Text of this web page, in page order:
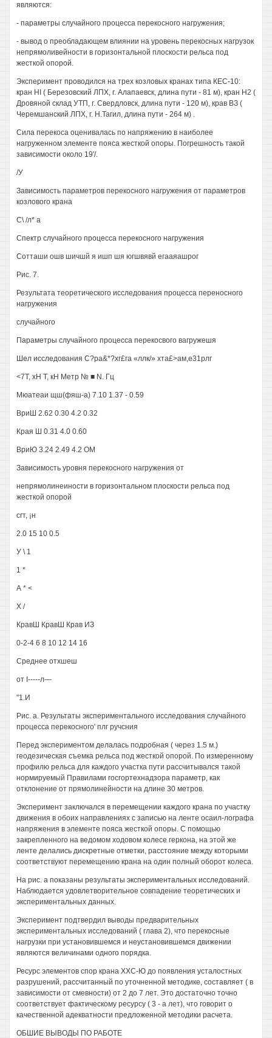
являются:
- параметры случайного процесса перекосного нагружения;
- вывод о преобладающем влиянии на уровень перекосных нагрузок
непрямоливейности в горизонтальной плоскости рельса под
жесткой опорой.
Эксперимент проводился на трех козловых кранах типа КЕС-10:
кран HI ( Березовский ЛПХ, г. Алапаевск, длина пути - 81 м), кран Н2 (
Дровяной склад УТП, г. Свердловск, длина пути - 120 м), крав ВЗ (
Черемшанский ЛПХ, г. Н.Тагил, длина пути - 264 м) .
Сила перекоса оценивалась по напряжению в наиболее
нагруженном элементе пояса жесткой опоры. Погрешность такой
зависимости около 19'/.
/У
Зависимость параметров перекосного нагружения от параметров
козлового крана
С\ /л* а
Спектр случайного процесса перекосного нагружения
Сотташи ошв шичшй я ишп шя югшвявй егааяашрог
Рис. 7.
Результата теоретического исследования процесса переносного
нагружения
случайного
Параметры случайного процесса перекосвого вагружешя
Шел исследования С?ра&*?хг£га «ллк/» хта£>ам,е31рлг
<7Т, хН Т, кН Метр № ■ N. Гц
Мюатеаи щш(фяш-а) 7.10 1.37 - 0.59
ВриШ 2.62 0.30 4.2 0.32
Края Ш 0.31 4.0 0.60
ВриЮ 3.24 2.49 4.2 ОМ
Зависимость уровня перекосного нагружения от
непрямолинеиности в горизонтальном плоскости рельса под
жесткой опорой
сгт, ¡н
2.0 15 10 0.5
У \ 1
1 *
А * <
X /
КравШ КравШ Крав ИЗ
0-2-4 6 8 10 12 14 16
Среднее отхшеш
от I-----л—
"1.И
Рис. а. Результаты экспериментального исследования случайного
процесса перекосного' плг ручсния
Перед экспериментом делалась подробная ( через 1.5 м.)
геодезическая съемка рельса под жесткой опорой. По измеренному
профилю рельса для каждого участка пути рассчитывался такой
нормируемый Правилами госгортехнадзора параметр, как
отклонение от прямолинейности на длине 30 метров.
Эксперимент заключался в перемещении каждого крана по участку
движения в обоих направлениях с записью на ленте осаил-лографа
напряжения в элементе пояса жесткой опоры. С помощью
закрепленного на ведомом ходовом колесе геркона, на этой же
ленте делались дискретные отметки, расстояние между которыми
соответствуют перемещению крана на один полный оборот колеса.
На рис. а показаны результаты экспериментальных исследований.
Наблюдается удовлетворительное совпадение теоретических и
экспериментальных данных.
Эксперимент подтвердил выводы предварительных
экспериментальных исследований ( глава 2), что перекосные
нагрузки при установившемся и неустановившемся движении
являются величинами одного порядка.
Ресурс элементов спор крана ХХС-Ю до появления усталостных
разрушений, рассчитанный по уточненной методике, составляет ( в
зависимости от смевности) от 2 до 7 лет. Это достаточно точно
соответствует фактическому ресурсу ( 3 - а лет), что говорит о
качественной адекватности предложенной методики расчета.
ОБШИЕ ВЫВОДЫ ПО РАБОТЕ